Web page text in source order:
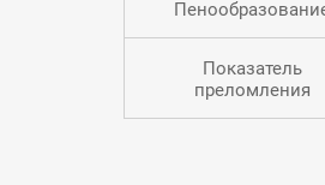
Показатель
преломления